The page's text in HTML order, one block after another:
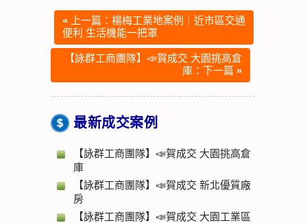
« 上一篇：楊梅工業地案例｜近市區交通
便利 生活機能一把罩
【詠群工商團隊】📣賀成交 大園挑高倉
庫：下一篇 »
最新成交案例
【詠群工商團隊】📣賀成交 大園挑高倉
庫
【詠群工商團隊】📣賀成交 新北優質廠
房
【詠群工商團隊】📣賀成交 大園工業區